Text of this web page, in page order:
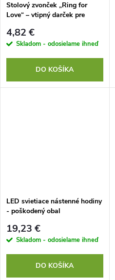
Stolový zvonček „Ring for
Love“ – vtipný darček pre
4,82 €
Skladom - odosielame ihneď
DO KOŠÍKA
LED svietiace nástenné hodiny
- poškodený obal
19,23 €
Skladom - odosielame ihneď
DO KOŠÍKA